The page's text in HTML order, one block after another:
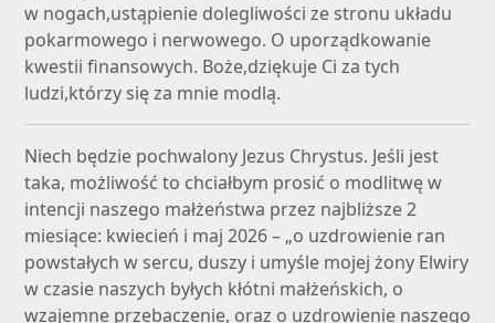
w nogach,ustąpienie dolegliwości ze stronu układu
pokarmowego i nerwowego. O uporządkowanie
kwestii finansowych. Boże,dziękuje Ci za tych
ludzi,którzy się za mnie modlą.
Niech będzie pochwalony Jezus Chrystus. Jeśli jest
taka, możliwość to chciałbym prosić o modlitwę w
intencji naszego małżeństwa przez najbliższe 2
miesiące: kwiecień i maj 2026 – „o uzdrowienie ran
powstałych w sercu, duszy i umyśle mojej żony Elwiry
w czasie naszych byłych kłótni małżeńskich, o
wzajemne przebaczenie, oraz o uzdrowienie naszego